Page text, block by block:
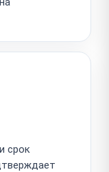
срок